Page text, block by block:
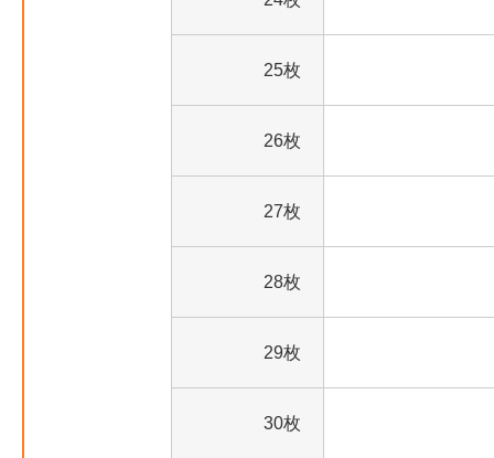
25枚
26枚
27枚
28枚
29枚
30枚